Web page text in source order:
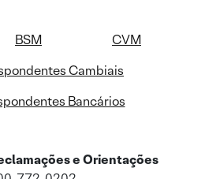
BSM
CVM
Cambiais
Bancários
e Orientações